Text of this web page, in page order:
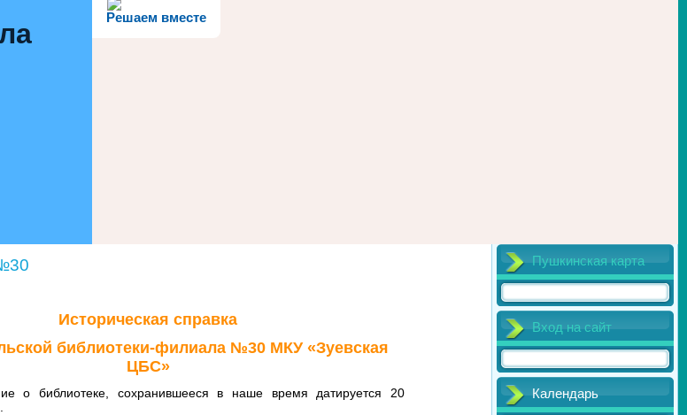
Решаем вместе
Историческая справка
библиотеки-филиала №30 МКУ «Зуевская
ЦБС»
о библиотеке, сохранившееся в наше время датируется 20
Пушкинская карта
Вход на сайт
Календарь